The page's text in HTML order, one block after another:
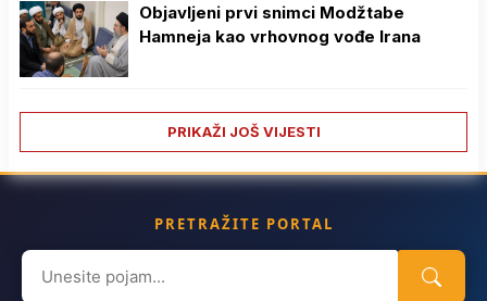
Objavljeni prvi snimci Modžtabe
Hamneja kao vrhovnog vođe Irana
PRIKAŽI JOŠ VIJESTI
PRETRAŽITE PORTAL
Search
for: